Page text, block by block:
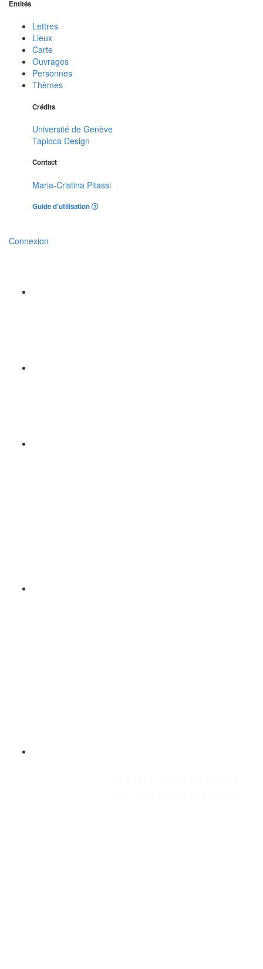
Entités
Lettres
Lieux
Carte
Ouvrages
Personnes
Thèmes
Crédits
Université de Genève
Tapioca Design
Contact
Maria-Cristina Pitassi
Guide d'utilisation
Connexion